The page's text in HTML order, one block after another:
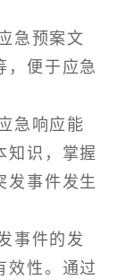
急预案文
，便于应急
急响应能
知识，掌握
发事件发生
事件的发
效性。通过